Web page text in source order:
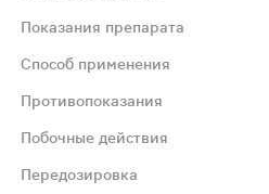
Staphylococcus spp.,
царапины,
Показания препарата
Способ применения
Противопоказания
Побочные действия
Передозировка